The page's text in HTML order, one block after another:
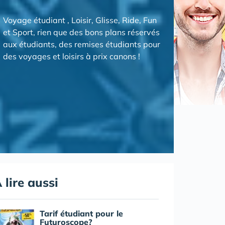
Voyage étudiant , Loisir, Glisse, Ride, Fun
et Sport, rien que des bons plans réservés
aux étudiants, des remises étudiants pour
des voyages et loisirs à prix canons !
lire aussi
Tarif étudiant pour le
Futuroscope?